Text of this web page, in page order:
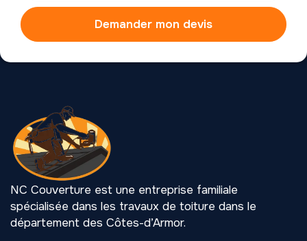
Demander mon devis
NC Couverture est une entreprise familiale
spécialisée dans les travaux de toiture dans le
département des Côtes-d’Armor.